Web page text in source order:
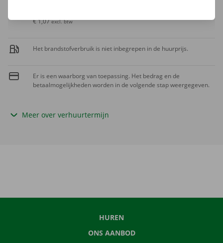
€ 1,07excl. btw
Het brandstofverbruik is niet inbegrepen in de huurprijs.
Er is een waarborg van toepassing. Het bedrag en de
betaalmogelijkheden worden in de volgende stap weergegeven.
Meer over verhuurtermijn
HUREN
ONS AANBOD